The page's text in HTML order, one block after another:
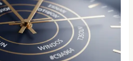
Bullet
–